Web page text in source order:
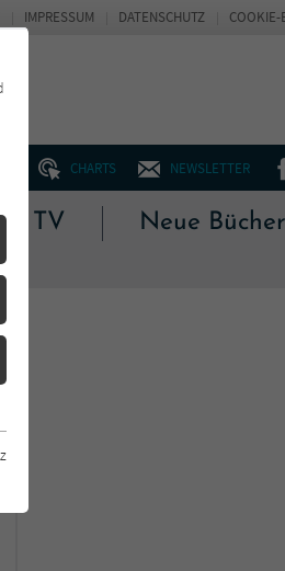
CHARTS NEWSLETTER
& TV Neue Bücher
IMPRESSUM DATENSCHUTZ COOKIE-